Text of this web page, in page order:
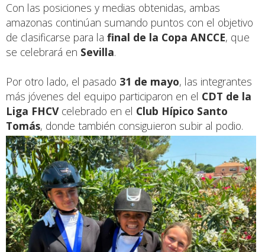
Con las posiciones y medias obtenidas, ambas
amazonas continúan sumando puntos con el objetivo
de clasificarse para la final de la Copa ANCCE, que
se celebrará en Sevilla.
Por otro lado, el pasado 31 de mayo, las integrantes
más jóvenes del equipo participaron en el CDT de la
Liga FHCVcelebrado en el Club Hípico Santo
Tomás, donde también consiguieron subir al podio.